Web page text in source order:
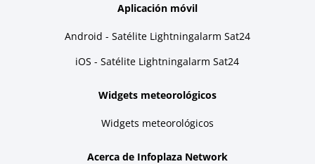
Aplicación móvil
Android - Satélite Lightningalarm Sat24
iOS - Satélite Lightningalarm Sat24
Widgets meteorológicos
Widgets meteorológicos
Acerca de Infoplaza Network